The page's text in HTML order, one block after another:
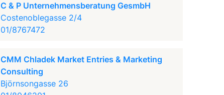
C & P Unternehmensberatung GesmbH
Costenoblegasse 2/4
01/8767472
CMM Chladek Market Entries & Marketing
Consulting
Björnsongasse 26